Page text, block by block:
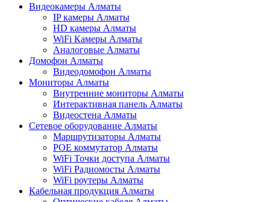
Видеокамеры Алматы
IP камеры Алматы
HD камеры Алматы
WiFi Камеры Алматы
Аналоговые Алматы
Домофон Алматы
Видеодомофон Алматы
Мониторы Алматы
Внутренние мониторы Алматы
Интерактивная панель Алматы
Видеостена Алматы
Сетевое оборудование Алматы
Маршрутизаторы Алматы
POE коммутатор Алматы
WiFi Точки доступа Алматы
WiFi Радиомосты Алматы
WiFi роутеры Алматы
Кабельная продукция Алматы